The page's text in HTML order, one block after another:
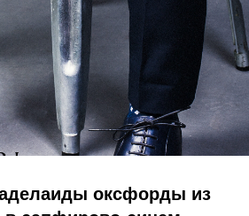
оксфорды из